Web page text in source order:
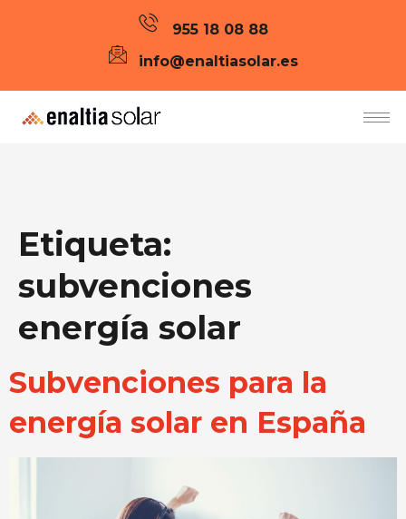
955 18 08 88
info@enaltiasolar.es
Etiqueta:
subvenciones
energía solar
Subvenciones para la
energía solar en España